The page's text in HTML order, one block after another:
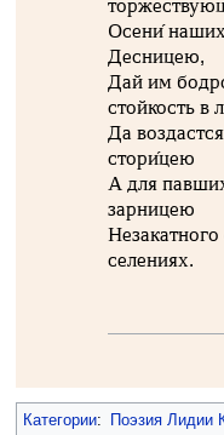
Осени́
Десницею,
Дай им
стойкость в
Да
стори́цею
А для
зарницею
селениях.
Категории: Поэзия Лидии